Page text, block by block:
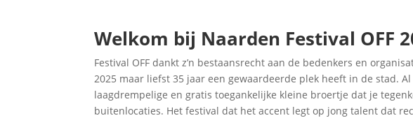
Welkom bij Naarden Festival OFF
Festival OFF dankt z’n bestaansrecht aan de bedenkers en
2025 maar liefst 35 jaar een gewaardeerde plek heeft in de stad.
laagdrempelige en gratis toegankelijke kleine broertje dat je
buitenlocaties. Het festival dat het accent legt op jong talent dat